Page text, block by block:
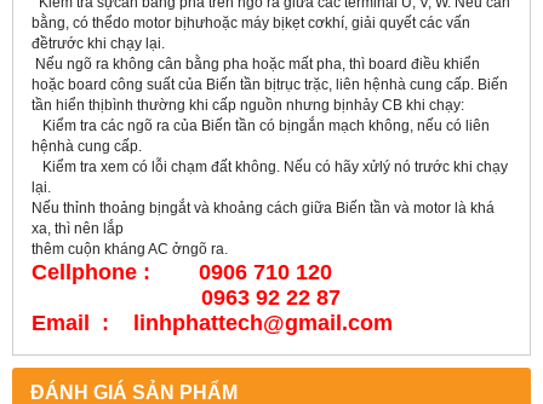
bằng, có thểdo motor bịhưhoặc máy bịkẹt cơkhí, giải quyết các vấn
đềtrước khi chạy lại.
Nếu ngõ ra không cân bằng pha hoặc mất pha, thì board điều khiển
hoặc board công suất của Biến tần bịtrục trặc, liên hệnhà cung cấp. Biến
tần hiển thịbình thường khi cấp nguồn nhưng bịnhảy CB khi chạy:
Kiểm tra các ngõ ra của Biến tần có bịngắn mạch không, nếu có liên
hệnhà cung cấp.
Kiểm tra xem có lỗi chạm đất không. Nếu có hãy xửlý nó trước khi chạy
lại.
Nếu thỉnh thoảng bịngắt và khoảng cách giữa Biến tần và motor là khá
xa, thì nên lắp
thêm cuộn kháng AC ởngõ ra.
Cellphone : 0906 710 120
0963 92 22 87
Email : linhphattech@gmail.com
ĐÁNH GIÁ SẢN PHẨM